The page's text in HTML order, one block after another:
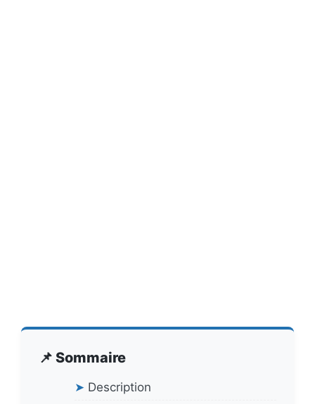
📌 Sommaire
➤ Description